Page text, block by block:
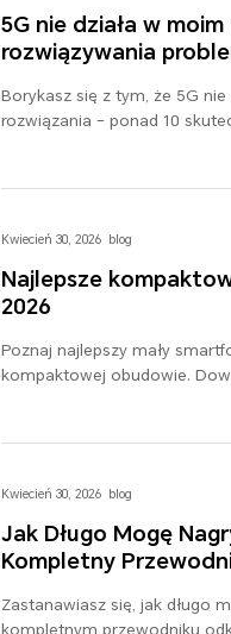
5G nie działa w
rozwiązywania
Borykasz się z tym, że 5G
rozwiązania – ponad 10
Kwiecień 30, 2026 blog
Najlepsze
2026
Poznaj najlepszy mały
kompaktowej obudowie.
Kwiecień 30, 2026 blog
Jak Długo Mogę
Kompletny
Zastanawiasz się, jak długo
kompletnym przewodniku